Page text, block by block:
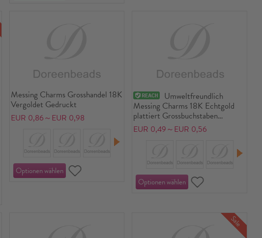
Messing Charms Grosshandel 18K
Vergoldet Gedruckt
EUR 0,86～EUR 0,98
Umweltfreundlich
Messing Charms 18K Echtgold
plattiert Grossbuchstaben
Message " A-Z "
EUR 0,49～EUR 0,56
Sale